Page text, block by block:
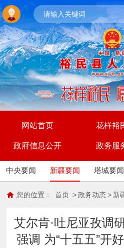
网站首页 花样裕
政府信息公开 政务服
中央要闻 新疆要闻 塔城要闻
您的位置： 首页 > 政务动态 > 新
艾尔肯·吐尼亚孜调
强调 为“十五五”开